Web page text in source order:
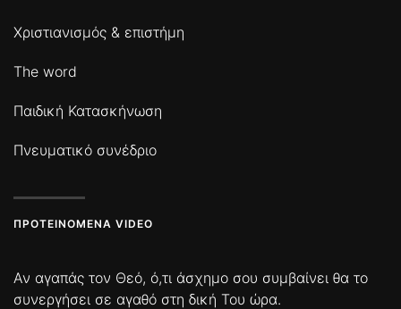
Χριστιανισμός & επιστήμη
The word
Παιδική Κατασκήνωση
Πνευματικό συνέδριο
ΠΡΟΤΕΙΝΌΜΕΝΑ VIDEO
Αν αγαπάς τον Θεό, ό,τι άσχημο σου συμβαίνει θα το
συνεργήσει σε αγαθό στη δική Του ώρα.